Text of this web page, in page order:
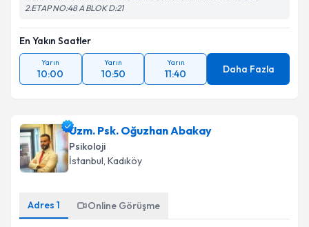
2.ETAP NO:48 A BLOK D:21
En Yakın Saatler
Yarın
10:00
Yarın
10:50
Yarın
11:40 Daha Fazla
Uzm. Psk. Oğuzhan Abakay
Psikoloji
İstanbul, Kadıköy
Adres 1 Online Görüşme